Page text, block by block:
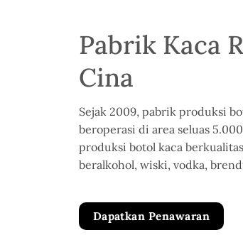
Pabrik Kaca
Cina
Sejak 2009, pabrik produksi
beroperasi di area seluas
produksi botol kaca
beralkohol, wiski, vodka,
Dapatkan Penawaran